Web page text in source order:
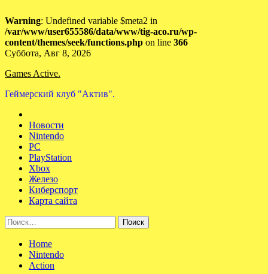
Warning: Undefined variable $meta2 in
/var/www/user655586/data/www/tig-aco.ru/wp-
content/themes/seek/functions.php on line 366
Skip
content
Суббота, Авг 8, 2026
Games Active.
Геймерский клуб "Актив".
Новости
Nintendo
PC
PlayStation
Xbox
Железо
Киберспорт
Карта сайта
Найти:
Home
Nintendo
Action